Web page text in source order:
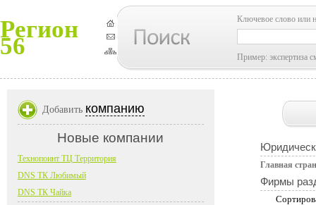
Регион
56
Ключевое слово или
Пример: экспертиза
Главная
Фирмы
Добавить компанию
Новые компании
Технопоинт ТЦ Территория
DNS ТК Любимый
DNS ТК Чайка